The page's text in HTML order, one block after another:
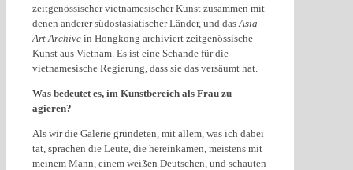
zeitgenössischer vietnamesischer Kunst zusammen mit
denen anderer südostasiatischer Länder, und das Asia
Art Archive in Hongkong archiviert zeitgenössische
Kunst aus Vietnam. Es ist eine Schande für die
vietnamesische Regierung, dass sie das versäumt hat.
Was bedeutet es, im Kunstbereich als Frau zu
agieren?
Als wir die Galerie gründeten, mit allem, was ich dabei
tat, sprachen die Leute, die hereinkamen, meistens mit
meinem Mann, einem weißen Deutschen, und schauten